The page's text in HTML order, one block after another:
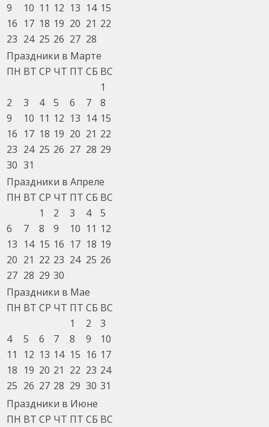
9
10 11 12 13 14 15
16 17 18 19 20 21 22
23 24 25 26 27 28
Праздники в Марте
ПН ВТ СР ЧТ ПТ СБ ВС
1
2
3 4 5 6 7
8
9
10 11 12 13 14 15
16 17 18 19 20 21 22
23 24 25 26 27 28 29
30 31
Праздники в Апреле
ПН ВТ СР ЧТ ПТ СБ ВС
1
2 3 4
5
6
7 8 9 10 11 12
13 14 15 16 17 18 19
20 21 22 23 24 25 26
27 28 29 30
Праздники в Мае
ПН ВТ СР ЧТ ПТ СБ ВС
1
2
3
4
5 6 7 8 9
10
11
12 13 14 15 16 17
18 19 20 21 22 23 24
25 26 27 28 29 30 31
Праздники в Июне
ПН ВТ СР ЧТ ПТ СБ ВС